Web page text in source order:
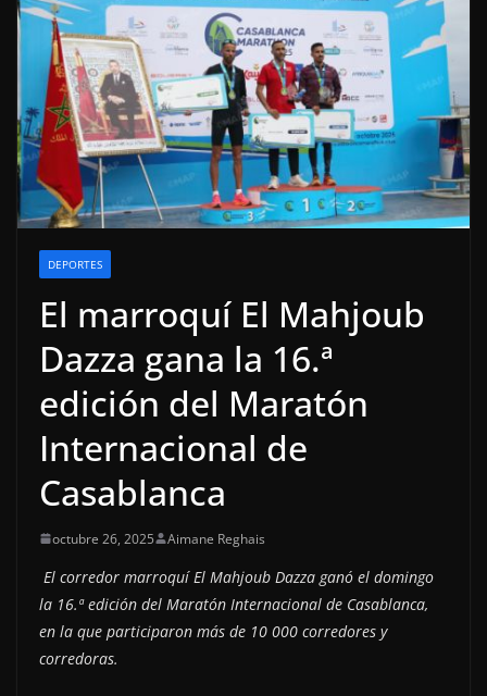
DEPORTES
El marroquí El Mahjoub
Dazza gana la 16.ª
edición del Maratón
Internacional de
Casablanca
octubre 26, 2025 Aimane Reghais
El corredor marroquí El Mahjoub Dazza ganó el domingo
la 16.ª edición del Maratón Internacional de Casablanca,
en la que participaron más de 10 000 corredores y
corredoras.